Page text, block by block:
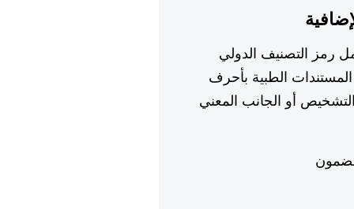
رمز التصنيف الدولي
الطبية بأحرف
أو الجانب المعني